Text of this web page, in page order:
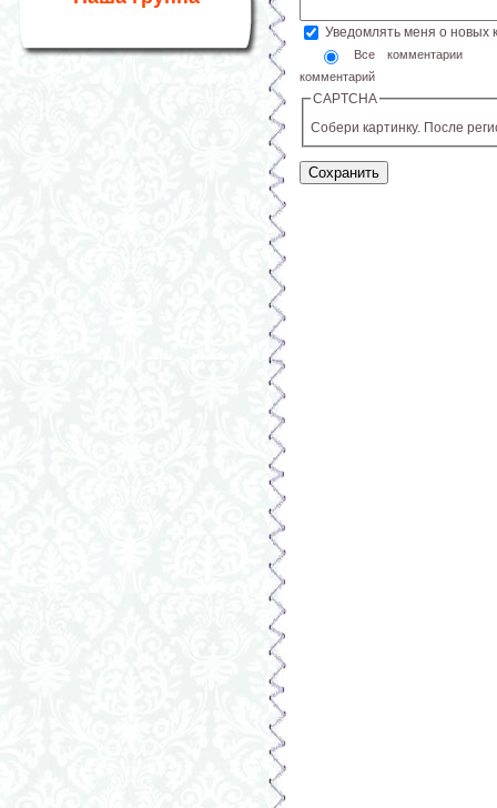
Уведомлять меня о новых
Все комментарии
комментарий
CAPTCHA
Собери картинку. После